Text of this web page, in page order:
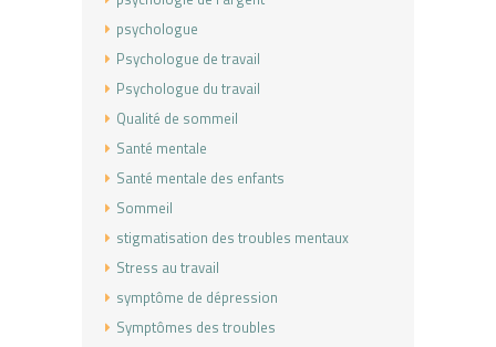
psychologue
Psychologue de travail
Psychologue du travail
Qualité de sommeil
Santé mentale
Santé mentale des enfants
Sommeil
stigmatisation des troubles mentaux
Stress au travail
symptôme de dépression
Symptômes des troubles